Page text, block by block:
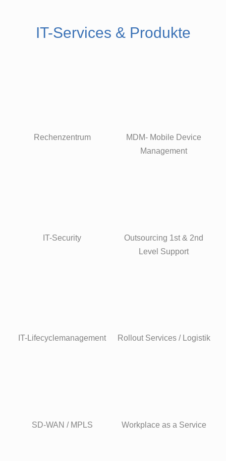
IT-Services & Produkte
Rechenzentrum
MDM- Mobile Device
Management
IT-Security
Outsourcing 1st & 2nd
Level Support
IT-Lifecyclemanagement Rollout Services / Logistik
SD-WAN / MPLS Workplace as a Service